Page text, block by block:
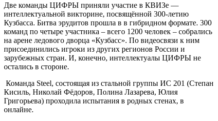
Две команды ЦИФРЫ приняли участие в КВИЗе —
интеллектуальной викторине, посвящённой 300-летию
Кузбасса. Битва эрудитов прошла в в гибридном формате. 300
команд по четыре участника – всего 1200 человек – собрались
на арене ледового дворца «Кузбасс». По видеосвязи к ним
присоединились игроки из других регионов России и
зарубежных стран. И, конечно, интеллектуалы ЦИФРЫ не
остались в стороне.
Команда Steel, состоящая из стальной группы ИС 201 (Степан
Кисиль, Николай Фёдоров, Полина Лазарева, Юлия
Григорьева) проходила испытания в родных стенах, в
онлайне.